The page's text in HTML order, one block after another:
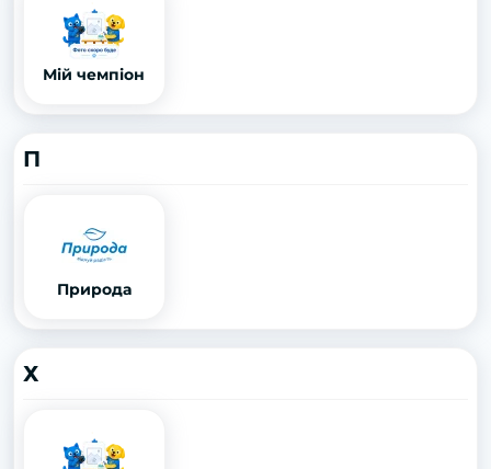
Мій чемпіон
П
Природа
Х